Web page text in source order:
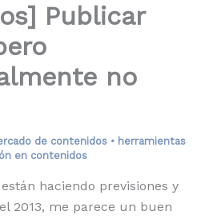
Publicar
no
de contenidos• herramientas
en contenidos
haciendo previsiones y
2013, me parece un buen